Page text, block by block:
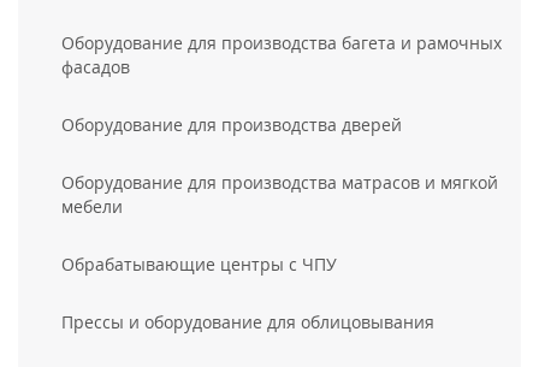
Оборудование для производства багета и рамочных
фасадов
Оборудование для производства дверей
Оборудование для производства матрасов и мягкой
мебели
Обрабатывающие центры с ЧПУ
Прессы и оборудование для облицовывания